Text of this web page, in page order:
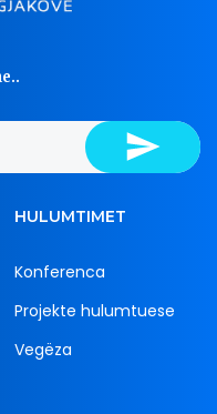
HULUMTIMET
Konferenca
Projekte hulumtuese
Vegëza